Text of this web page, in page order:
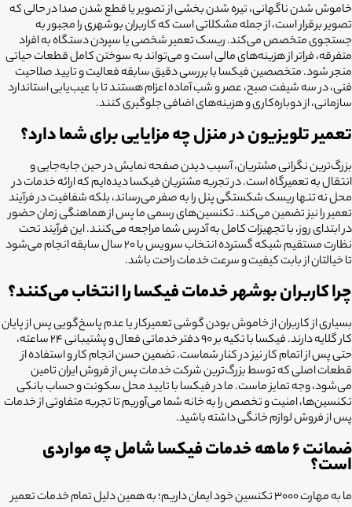
خاموش شدن ناگهانی، تیره شدن بخشی از تصویر یا قطع شدن صدا در حالی که
تصویر برقرار است، از جمله مشکلاتی است که کاربران بوشهری را مجبور به
جستجوی متخصص می‌کند. ریسک تعمیر شخصی یا سپردن دستگاه به افراد
متفرقه، فراتر از هزینه‌های مالی است و می‌تواند به سوختن کامل قطعات حیاتی
منجر شود. متخصصین فیکسا با بررسی دقیق سابقه فعالیت و تایید صلاحیت
فنی، در سه شیفت صبح، عصر و شب آماده اعزام هستند تا با عیب‌یابی استاندارد
سازمانی، از دوباره‌کاری و هزینه‌های اضافی جلوگیری کنند.
تعمیر تلویزیون در منزل چه مزایایی برای شما دارد؟
بزرگ‌ترین نگرانی مشتریان، آسیب دیدن صفحه نمایش در حین جابه‌جایی و
انتقال به تعمیرگاه است. در تجربه مشتریان فیکسا دیده‌ایم که ارائه خدمات در
محل نه تنها ریسک شکستگی پنل را به صفر می‌رساند، بلکه شفافیت در فرآیند
تعمیر را نیز تضمین می‌کند. تکنسین‌های رسمی ما پس از هماهنگی زمان حضور
در ابتدای روز، با تجهیزات کامل به آدرس شما مراجعه می‌کنند. این فرآیند تحت
نظارت مستقیم شبکه گسترده انتخاب سرویس با ۲۰ سال سابقه انجام می‌شود
تا خیالتان از بابت کیفیت و سرعت خدمات راحت باشد.
چرا کاربران بوشهر خدمات فیکسا را انتخاب می‌کنند؟
بسیاری از کاربران از خاموش بودن گوشی تعمیرکار یا عدم پاسخ‌گویی پس از پایان
کار گلایه دارند. فیکسا با تکیه بر ۹۰ دفتر خدماتی فعال و پشتیبانی ۲۴ ساعته،
حتی پس از اتمام کار نیز در کنار شماست. تضمین حسن انجام کار و استفاده از
قطعات اصلی که توسط بزرگ‌ترین شرکت خدمات پس از فروش ایران تامین
می‌شود، وجه تمایز ماست. ما در فیکسا با تایید محل سکونت و حساب بانکی
تکنسین‌ها، امنیت و تخصص را به خانه شما می‌آوریم تا تجربه متفاوتی از خدمات
پس از فروش لوازم خانگی داشته باشید.
ضمانت ۶ ماهه خدمات فیکسا شامل چه مواردی
است؟
ما به مهارت ۳۰۰۰ تکنسین خود ایمان داریم؛ به همین دلیل تمام خدمات تعمیر